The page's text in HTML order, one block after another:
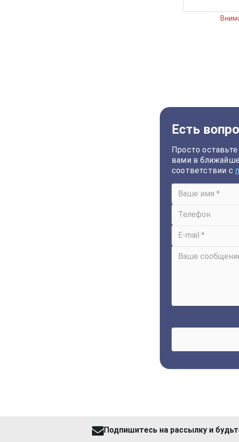
Есть
Просто
вами в
соответствии с
Подпишитесь на рассылку и